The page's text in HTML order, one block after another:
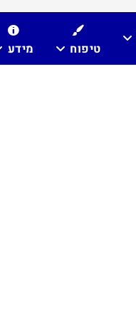
טיפוח מידע